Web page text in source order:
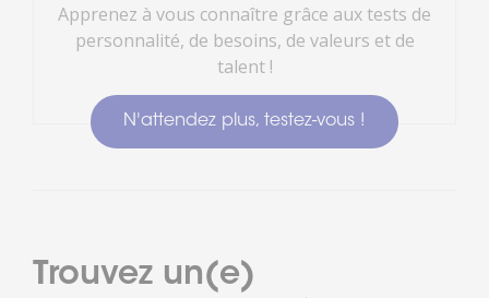
Apprenez à vous connaître grâce aux tests de
personnalité, de besoins, de valeurs et de
talent !
N'attendez plus, testez-vous !
Trouvez un(e)